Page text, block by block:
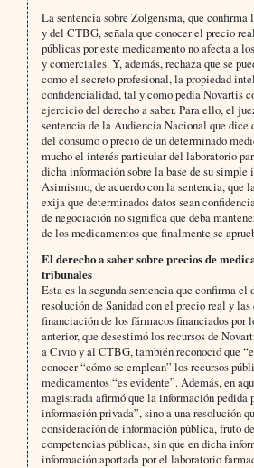
La sentencia sobre Zolgensma, que confirma
y del CTBG, señala que conocer el precio
públicas por este medicamento no afecta a
y comerciales. Y, además, rechaza que se
como el secreto profesional, la propiedad
confidencialidad, tal y como pedía Novartis
ejercicio del derecho a saber. Para ello, el
sentencia de la Audiencia Nacional que dice
del consumo o precio de un determinado
mucho el interés particular del laboratorio
dicha información sobre la base de su simple
Asimismo, de acuerdo con la sentencia, que
exija que determinados datos sean
de negociación no significa que deba
de los medicamentos que finalmente se
El derecho a saber sobre precios de
tribunales
Esta es la segunda sentencia que confirma el
resolución de Sanidad con el precio real y las
financiación de los fármacos financiados
anterior, que desestimó los recursos de
a Civio y al CTBG, también reconoció que
conocer “cómo se emplean” los recursos
medicamentos “es evidente”. Además, en
magistrada afirmó que la información pedida
información privada”, sino a una resolución
consideración de información pública, fruto
competencias públicas, sin que en dicha
información aportada por el laboratorio